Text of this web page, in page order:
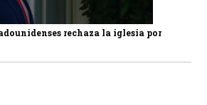
rechaza la iglesia por